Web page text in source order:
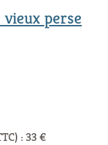
vieux perse
: 33 €